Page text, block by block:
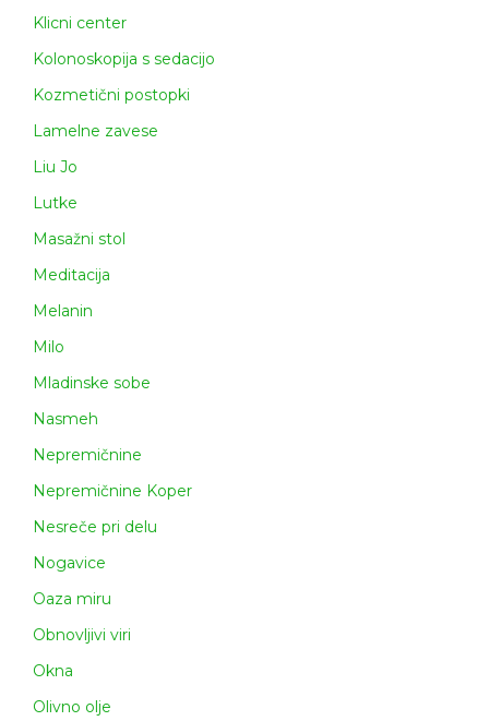
Klicni center
Kolonoskopija s sedacijo
Kozmetični postopki
Lamelne zavese
Liu Jo
Lutke
Masažni stol
Meditacija
Melanin
Milo
Mladinske sobe
Nasmeh
Nepremičnine
Nepremičnine Koper
Nesreče pri delu
Nogavice
Oaza miru
Obnovljivi viri
Okna
Olivno olje